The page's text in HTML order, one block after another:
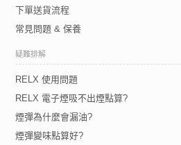
下單送貨流程
常見問題 & 保養
疑難排解
RELX 使用問題
RELX 電子煙吸不出煙點算?
煙彈為什麼會漏油?
煙彈變味點算好?